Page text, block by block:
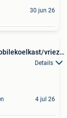
30 jun 26
vriezer
Details
4 jul 26